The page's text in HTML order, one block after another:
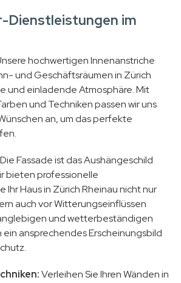
Dienstleistungen im
hochwertigen Innenanstriche
und Geschäftsräumen in Zürich
und einladende Atmosphäre. Mit
und Techniken passen wir uns
an, um das perfekte
Die Fassade ist das Aushängeschild
bieten professionelle
Ihr Haus in Zürich Rheinau nicht nur
auch vor Witterungseinflüssen
und wetterbeständigen
ansprechendes Erscheinungsbild
Verleihen Sie Ihren Wänden in